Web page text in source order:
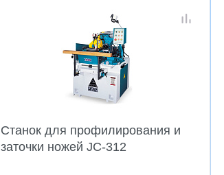
Станок для профилирования и
заточки ножей JC-312